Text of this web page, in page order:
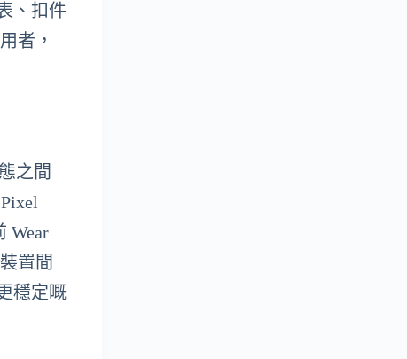
、扣件
者，
之間
Wear
置間
穩定嘅